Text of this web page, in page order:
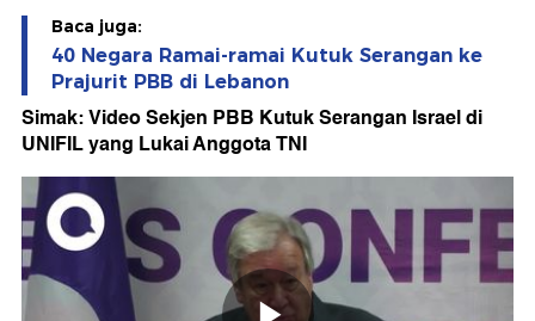
Baca juga:
40 Negara Ramai-ramai Kutuk Serangan ke
Prajurit PBB di Lebanon
Simak: Video Sekjen PBB Kutuk Serangan Israel di
UNIFILyang Lukai Anggota TNI